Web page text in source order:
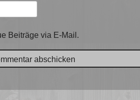
Beiträge via E-Mail.